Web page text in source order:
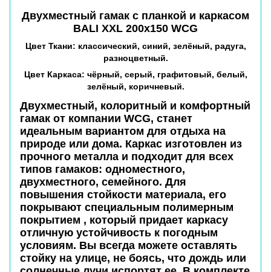
Двухместный гамак с планкой и каркасом
BALI XХL 200х150 WCG
Цвет Ткани: классический, синий, зелёный, радуга,
разноцветный.
Цвет Каркаса: чёрный, серый, графитовый, белый,
зелёный, коричневый.
Двухместный, колоритный и комфортный
гамак от компании WCG, станет
идеальным вариантом для отдыха на
природе или дома. Каркас изготовлен из
прочного металла и подходит для всех
типов гамаков: одноместного,
двухместного, семейного. Для
повышения стойкости материала, его
покрывают специальным полимерным
покрытием , который придает каркасу
отличную устойчивость к погодным
условиям. Вы всегда можете оставлять
стойку на улице, не боясь, что дождь или